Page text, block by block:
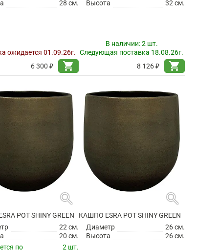
28 см.
ожидается 01.09.26г.
6 300 ₽
shopping_cart
Высота
32 см.
В наличии:2 шт.
Следующая поставка 18.08.26г.
8 126 ₽
shopping_cart
search
POT SHINY GREEN
22 см.
20 см.
по
2 шт.
search
КАШПО ESRA POT SHINY GREEN
Диаметр
26 см.
Высота
26 см.